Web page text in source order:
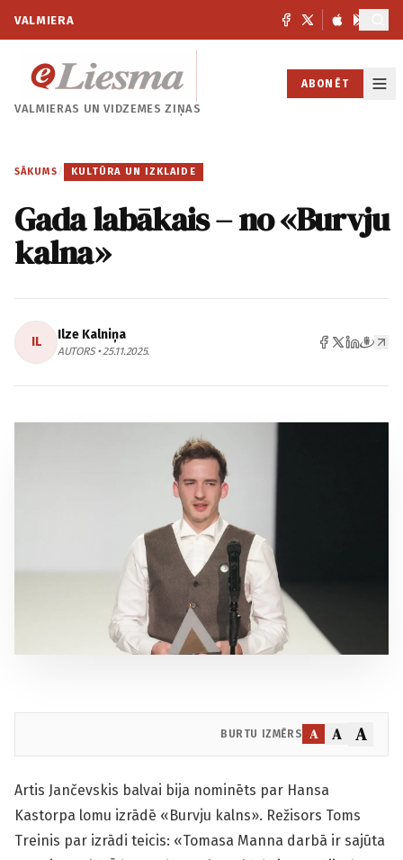
VALMIERA
VALMIERAS UNVIDZEMES ZIŅAS
ABONĒT
SĀKUMS / KULTŪRA UN IZKLAIDE
Gada labākais – no «Burvju
kalna»
IL Ilze Kalniņa
AUTORS • 25.11.2025.
BURTU IZMĒRS A A A
Artis Jančevskis balvai bija nominēts par Hansa
Kastorpa lomu izrādē «Burvju kalns». Režisors Toms
Treinis par izrādi teicis: «Tomasa Manna darbā ir sajūta